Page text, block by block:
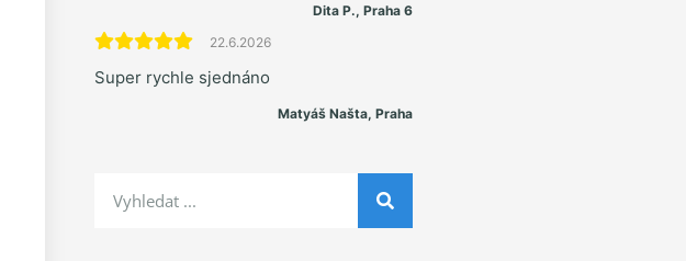
Dita P., Praha 6
22.6.2026
Super rychle sjednáno
Matyáš Našta, Praha